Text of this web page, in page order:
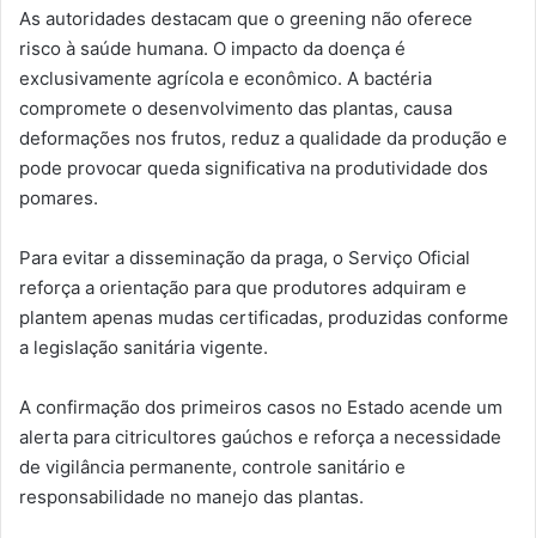
As autoridades destacam que o greening não oferece
risco à saúde humana. O impacto da doença é
exclusivamente agrícola e econômico. A bactéria
compromete o desenvolvimento das plantas, causa
deformações nos frutos, reduz a qualidade da produção e
pode provocar queda significativa na produtividade dos
pomares.
Para evitar a disseminação da praga, o Serviço Oficial
reforça a orientação para que produtores adquiram e
plantem apenas mudas certificadas, produzidas conforme
a legislação sanitária vigente.
A confirmação dos primeiros casos no Estado acende um
alerta para citricultores gaúchos e reforça a necessidade
de vigilância permanente, controle sanitário e
responsabilidade no manejo das plantas.